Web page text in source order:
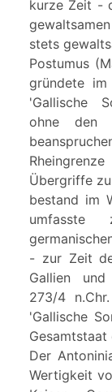
kurze Zeit -
stets
Postumus
gründete
'Gallische
ohne den
Übergriffe
bestand im
umfasste
- zur Zeit
Gallien
273/4
'Gallische
Gesamtstaat
Der
Wertigkeit